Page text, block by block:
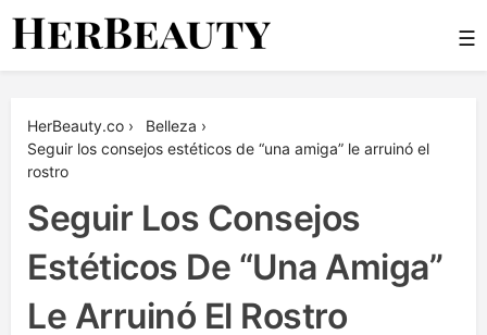
Skip
☰
HerBeauty.co › Belleza ›
Seguir los consejos estéticos de “una amiga” le arruinó el
rostro
Seguir Los Consejos
Estéticos De “una Amiga”
Le Arruinó El Rostro